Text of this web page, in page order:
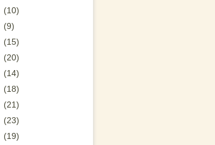
(10)
(9)
(15)
(20)
(14)
(18)
(21)
(23)
(19)